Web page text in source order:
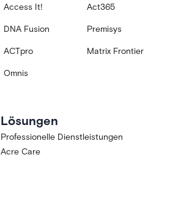
Access It!
Act365
DNA Fusion Premisys
ACTpro Matrix Frontier
Omnis
Lösungen
Professionelle Dienstleistungen
Acre Care